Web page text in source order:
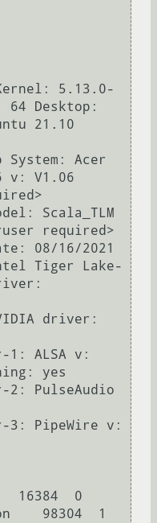
5.13.0-
Desktop:
21.10
System: Acer
v: V1.06
required>
08/16/2021
Tiger Lake-
yes
16384  0
98304  1